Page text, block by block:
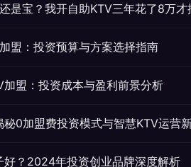
是宝？我开自助KTV三年花了8万才
盟：投资预算与方案选择指南
盟：投资成本与盈利前景分析
秘0加盟费投资模式与智慧KTV运营
好？2024年投资创业品牌深度解析